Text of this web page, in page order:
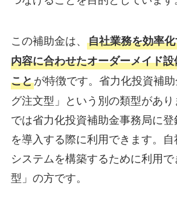
この補助金は、 自社業務を効率
内容に合わせたオーダーメイド
ことが特徴です。省力化投資補
グ注文型」という別の類型があ
では省力化投資補助金事務局に
を導入する際に利用できます。
システムを構築するために利用
型」の方です。